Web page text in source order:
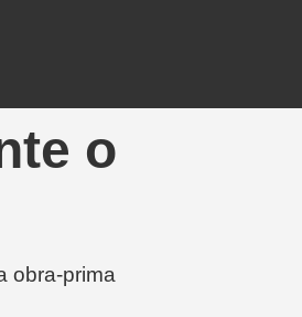
o
obra-prima